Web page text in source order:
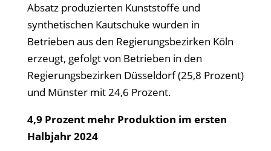
Absatz produzierten Kunststoffe und
synthetischen Kautschuke wurden in
Betrieben aus den Regierungsbezirken Köln
erzeugt, gefolgt von Betrieben in den
Regierungsbezirken Düsseldorf (25,8 Prozent)
und Münster mit 24,6 Prozent.
4,9 Prozent mehr Produktion im ersten
Halbjahr 2024